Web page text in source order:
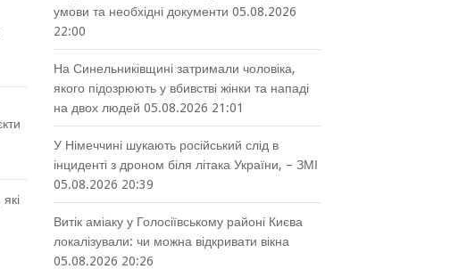
умови та необхідні документи 05.08.2026
22:00
На Синельниківщині затримали чоловіка,
якого підозрюють у вбивстві жінки та нападі
на двох людей 05.08.2026 21:01
У Німеччині шукають російський слід в
інциденті з дроном біля літака України, – ЗМІ
05.08.2026 20:39
Витік аміаку у Голосіївському районі Києва
локалізували: чи можна відкривати вікна
05.08.2026 20:26